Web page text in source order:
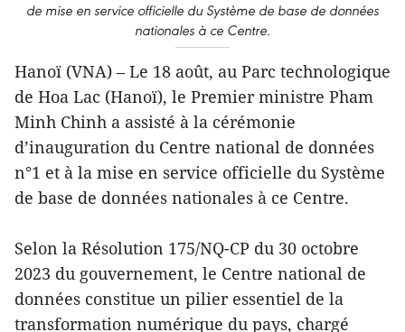
de mise en service officielle du Système de base de données
nationales à ce Centre.
Hanoï (VNA) – Le 18 août, au Parc technologique
de Hoa Lac (Hanoï), le Premier ministre Pham
Minh Chinh a assisté à la cérémonie
d’inauguration du Centre national de données
n°1 et à la mise en service officielle du Système
de base de données nationales à ce Centre.
Selon la Résolution 175/NQ-CP du 30 octobre
2023 du gouvernement, le Centre national de
données constitue un pilier essentiel de la
transformation numérique du pays, chargé